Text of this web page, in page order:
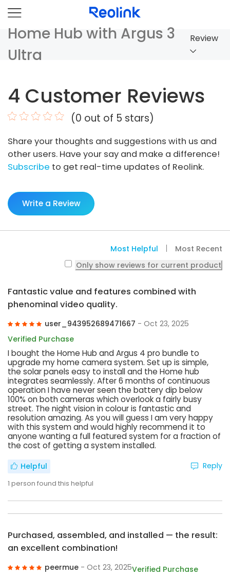
Home Hub with Argus 3
Ultra
Review
Comparison
Accessories
Video
Specs
FAQs
4 Customer Reviews
(0 out of 5 stars)
Share your thoughts and suggestions with us and
other users. Have your say and make a difference!
Subscribe to get real-time updates of Reolink.
Write a Review
Most Helpful
Most Recent
Only show reviews for current product
Fantastic value and features combined with
phenominal video quality.
user_943952689471667 - Oct 23, 2025
Verified Purchase
I bought the Home Hub and Argus 4 pro bundle to
upgrade my home camera system. Set up is simple,
the solar panels easy to install and the Home hub
integrates seamlessly. After 6 months of continuous
operation I have never seen the battery dip below
100% on both cameras which overlook a fairly busy
street. The night vision in colour is fantastic and
resolution amazing. As you will guess I am very happy
with this system and would highly recommend it to
anyone wanting a full featured system for a fraction of
the cost of getting a system installed.
Helpful
1 person found this helpful
Reply
Purchased, assembled, and installed — the result:
an excellent combination!
peermue - Oct 23, 2025Verified Purchase